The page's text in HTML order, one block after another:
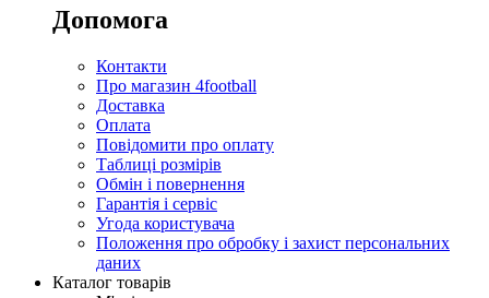
Допомога
Контакти
Про магазин 4football
Доставка
Оплата
Повідомити про оплату
Таблиці розмірів
Обмін і повернення
Гарантія і сервіс
Угода користувача
Положення про обробку і захист персональних
даних
Каталог товарів